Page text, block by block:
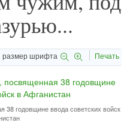
размер шрифта Печать
38 годовщине ввода советских войск